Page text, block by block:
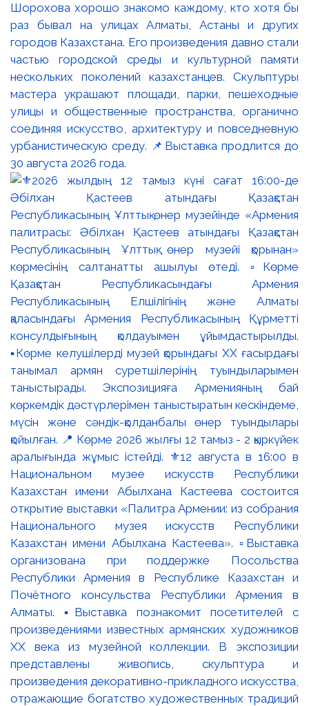
Шорохова хорошо знакомо каждому, кто хотя бы
раз бывал на улицах Алматы, Астаны и других
городов Казахстана. Его произведения давно стали
частью городской среды и культурной памяти
нескольких поколений казахстанцев. Скульптуры
мастера украшают площади, парки, пешеходные
улицы и общественные пространства, органично
соединяя искусство, архитектуру и повседневную
урбанистическую среду. 📌Выставка продлится до
30 августа 2026 года.